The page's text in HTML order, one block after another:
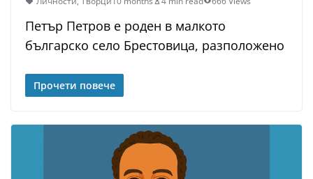
Петър Петров е роден в малкото
българско село Брестовица, разположено
Прочети повече